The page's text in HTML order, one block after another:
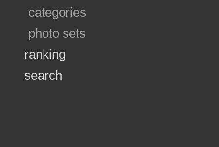
categories
photo sets
ranking
search